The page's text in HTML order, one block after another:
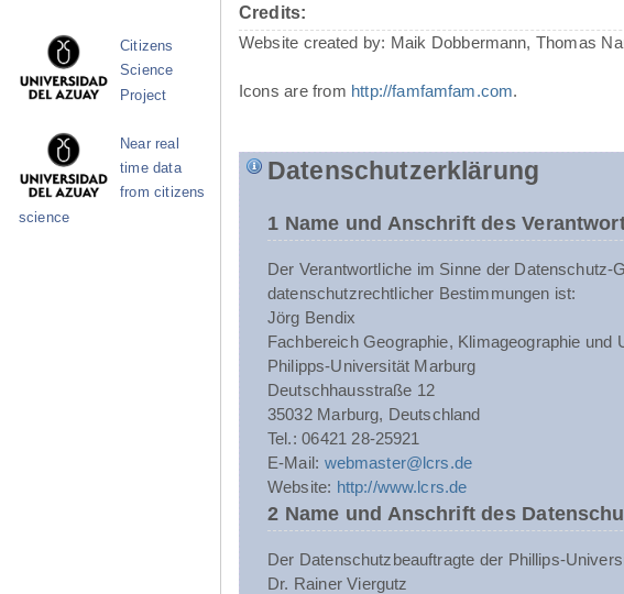
Credits:
Website created by: Maik Dobbermann, Thomas
Icons are from http://famfamfam.com.
Datenschutzerklärung
1 Name und Anschrift des
Der Verantwortliche im Sinne der
datenschutzrechtlicher Bestimmungen ist:
Jörg Bendix
Fachbereich Geographie, Klimageographie und
Philipps-Universität Marburg
Deutschhausstraße 12
35032 Marburg, Deutschland
Tel.: 06421 28-25921
E-Mail: webmaster@lcrs.de
Website: http://www.lcrs.de
2 Name und Anschrift des
Der Datenschutzbeauftragte der Phillips-
Dr. Rainer Viergutz
Citizens
Science
Project
Near real
time data
from citizens
science